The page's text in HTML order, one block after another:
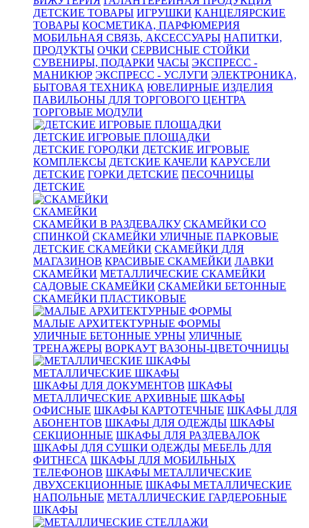
ДЕТСКИЕ ТОВАРЫ ИГРУШКИ КАНЦЕЛЯРСКИЕ
ТОВАРЫ КОСМЕТИКА, ПАРФЮМЕРИЯ
МОБИЛЬНАЯ СВЯЗЬ, АКСЕССУАРЫ НАПИТКИ,
ПРОДУКТЫ ОЧКИ СЕРВИСНЫЕ СТОЙКИ
СУВЕНИРЫ, ПОДАРКИ ЧАСЫ ЭКСПРЕСС -
МАНИКЮР ЭКСПРЕСС - УСЛУГИ ЭЛЕКТРОНИКА,
БЫТОВАЯ ТЕХНИКА ЮВЕЛИРНЫЕ ИЗДЕЛИЯ
ПАВИЛЬОНЫ ДЛЯ ТОРГОВОГО ЦЕНТРА
ТОРГОВЫЕ МОДУЛИ
ДЕТСКИЕ ИГРОВЫЕ ПЛОЩАДКИ
ДЕТСКИЕ ГОРОДКИ ДЕТСКИЕ ИГРОВЫЕ
КОМПЛЕКСЫ ДЕТСКИЕ КАЧЕЛИ КАРУСЕЛИ
ДЕТСКИЕ ГОРКИ ДЕТСКИЕ ПЕСОЧНИЦЫ
ДЕТСКИЕ
СКАМЕЙКИ
СКАМЕЙКИ В РАЗДЕВАЛКУ СКАМЕЙКИ СО
СПИНКОЙ СКАМЕЙКИ УЛИЧНЫЕ ПАРКОВЫЕ
ДЕТСКИЕ СКАМЕЙКИ СКАМЕЙКИ ДЛЯ
МАГАЗИНОВ КРАСИВЫЕ СКАМЕЙКИ ЛАВКИ
СКАМЕЙКИ МЕТАЛЛИЧЕСКИЕ СКАМЕЙКИ
САДОВЫЕ СКАМЕЙКИ СКАМЕЙКИ БЕТОННЫЕ
СКАМЕЙКИ ПЛАСТИКОВЫЕ
МАЛЫЕ АРХИТЕКТУРНЫЕ ФОРМЫ
УЛИЧНЫЕ БЕТОННЫЕ УРНЫ УЛИЧНЫЕ
ТРЕНАЖЕРЫ ВОРКАУТ ВАЗОНЫ-ЦВЕТОЧНИЦЫ
МЕТАЛЛИЧЕСКИЕ ШКАФЫ
ШКАФЫ ДЛЯ ДОКУМЕНТОВ ШКАФЫ
МЕТАЛЛИЧЕСКИЕ АРХИВНЫЕ ШКАФЫ
ОФИСНЫЕ ШКАФЫ КАРТОТЕЧНЫЕ ШКАФЫ ДЛЯ
АБОНЕНТОВ ШКАФЫ ДЛЯ ОДЕЖДЫ ШКАФЫ
СЕКЦИОННЫЕ ШКАФЫ ДЛЯ РАЗДЕВАЛОК
ШКАФЫ ДЛЯ СУШКИ ОДЕЖДЫ МЕБЕЛЬ ДЛЯ
ФИТНЕСА ШКАФЫ ДЛЯ МОБИЛЬНЫХ
ТЕЛЕФОНОВ ШКАФЫ МЕТАЛЛИЧЕСКИЕ
ДВУХСЕКЦИОННЫЕ ШКАФЫ МЕТАЛЛИЧЕСКИЕ
НАПОЛЬНЫЕ МЕТАЛЛИЧЕСКИЕ ГАРДЕРОБНЫЕ
ШКАФЫ